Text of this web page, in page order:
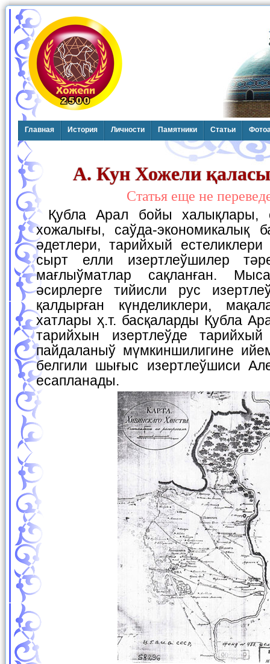
Главная История Личности Памятники Статьи
А. Кун Хожели
Статья еще не
Қубла Арал бойы халықлары, олардың турмысы,
хожалығы, саўда-экономикалық
әдетлери, тарийхый естеликлери
сырт елли изертлеўшилер
мағлыўматлар сақланған.
әсирлерге тийисли рус
қалдырған күнделиклери,
хатлары ҳ.т. басқаларды Қубла
тарийхын изертлеўде
пайдаланыў мүмкиншилигине
белгили шығыс изертлеўшиси
есапланады.